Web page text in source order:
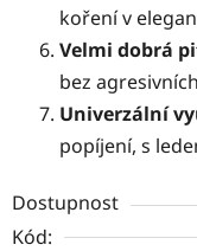
koření v
Velmi dobrá
bez
Univerzální
popíjení, s
Dostupnost
Kód: